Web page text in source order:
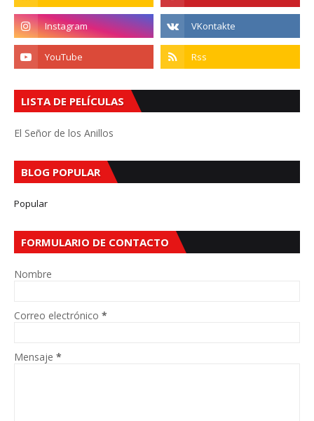
LISTA DE PELÍCULAS
El Señor de los Anillos
BLOG POPULAR
Popular
FORMULARIO DE CONTACTO
Nombre
Correo electrónico *
Mensaje *